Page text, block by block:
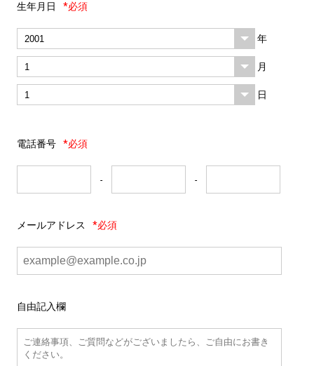
生年月日 *必須
年
月
日
電話番号 *必須
- -
メールアドレス *必須
自由記入欄